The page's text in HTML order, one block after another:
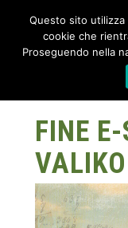
FINE
VALIKO
Questo sito utilizza
cookie che
Proseguendo nella